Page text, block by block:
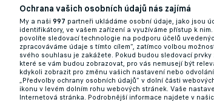
Baník posiluje v útoku. Do
12.01.2025 09:43
Ochrana vašich osobních údajů nás zajímá
My a naši 997 partneři ukládáme osobní údaje, jako jsou
identifikátory, ve vašem zařízení a využíváme přístup k
povolíte sledovací technologie na podporu účelů
zpracováváme údaje s tímto cílem“, zatímco volbou
svého souhlasu je zakážete. Pokud budou sledovací prvky
které se vám budou zobrazovat, pro vás nemusejí být
kdykoli zobrazit pro změnu vašich nastavení nebo
„Předvolby ochrany osobních údajů“ v dolní části
ikonu v levém dolním rohu webových stránek. Vaše
Internetová stránka. Podrobnější informace najdete v